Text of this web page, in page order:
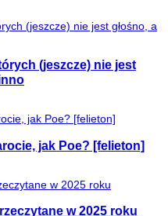
(jeszcze) nie jest
jak Poe? [felieton]
w 2025 roku